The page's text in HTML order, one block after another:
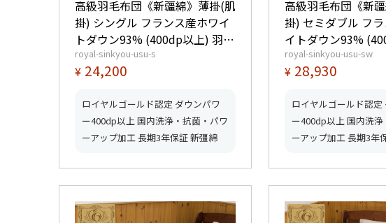
高級羽毛布団《新疆綿》薄掛(肌
掛) シングル フランス産ホワイ
トダウン93% (400dp以上) 羽毛
量0.4kg 【5つ星ロイヤルゴール
ド取得】【グッドふとんマーク
royal-sinkyou-usu-s
¥ 24,200
ロイヤルゴールド認定 ダウンパワ
ー400dp以上 国内洗浄・抗菌・パワ
ーアップ加工 長期3年保証 新彊綿
高級羽毛布団《新
掛) セミダブル フ
イトダウン93%
毛量0.5kg 【5つ星ロイヤルゴー
ルド取得】【グッド
royal-sinkyou-usu-sw
¥ 28,930
ロイヤルゴールド認定
ー400dp以上 国内洗
ーアップ加工 長期3年